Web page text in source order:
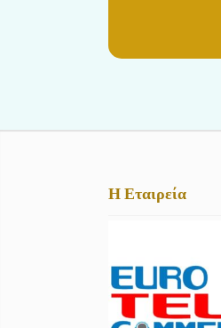
Η Εταιρεία